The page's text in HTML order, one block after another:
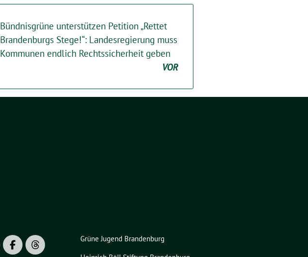
Bündnisgrüne unterstützen Petition „Rettet
Brandenburgs Stege!“: Landesregierung muss
Kommunen endlich Rechtssicherheit geben
VOR
Grüne Jugend Brandenburg